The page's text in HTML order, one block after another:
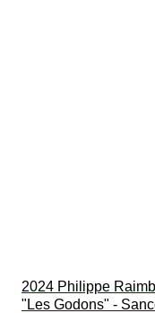
2024 Philippe
"Les Godons" -